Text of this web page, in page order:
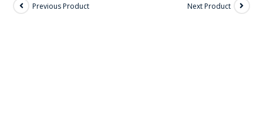
Previous Product Next Product